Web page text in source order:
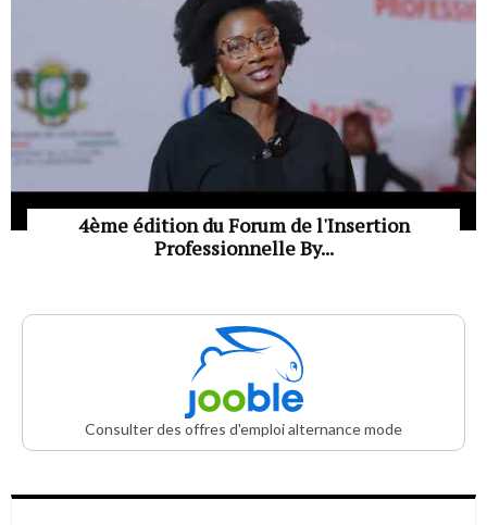
4ème édition du Forum de l'Insertion
Professionnelle By...
Consulter des offres d'emploi alternance mode